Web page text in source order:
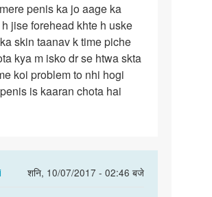
penis ka jo aage ka
jise forehead khte h uske
skin taanav k time piche
kya m isko dr se htwa skta
koi problem to nhi hogi
is kaaran chota hai
शनि, 10/07/2017 - 02:46 बजे
In